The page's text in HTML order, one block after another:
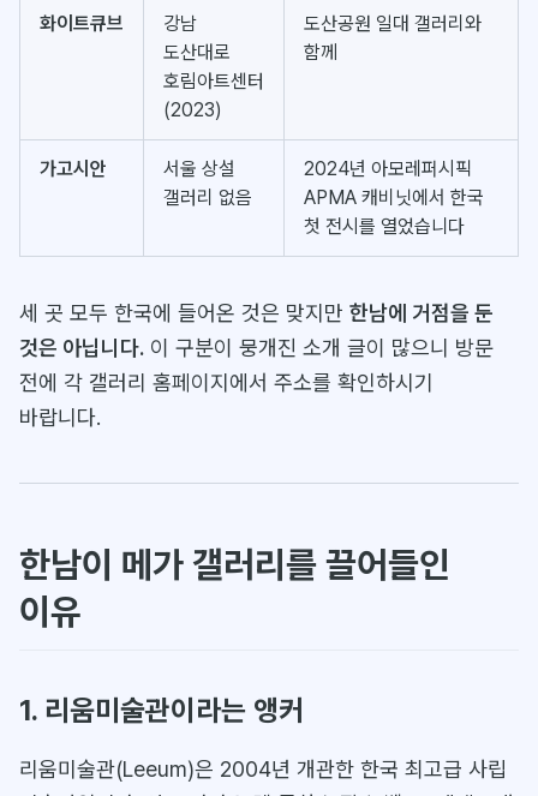
화이트큐브
강남
도산대로
호림아트센터
(2023)
도산공원 일대 갤러리와
함께
가고시안
서울 상설
갤러리 없음
2024년 아모레퍼시픽
APMA 캐비닛에서 한국
첫 전시를 열었습니다
세 곳 모두 한국에 들어온 것은 맞지만 한남에 거점을 둔
것은 아닙니다. 이 구분이 뭉개진 소개 글이 많으니 방문
전에 각 갤러리 홈페이지에서 주소를 확인하시기
바랍니다.
한남이 메가 갤러리를 끌어들인
이유
1. 리움미술관이라는 앵커
리움미술관(Leeum)은 2004년 개관한 한국 최고급 사립